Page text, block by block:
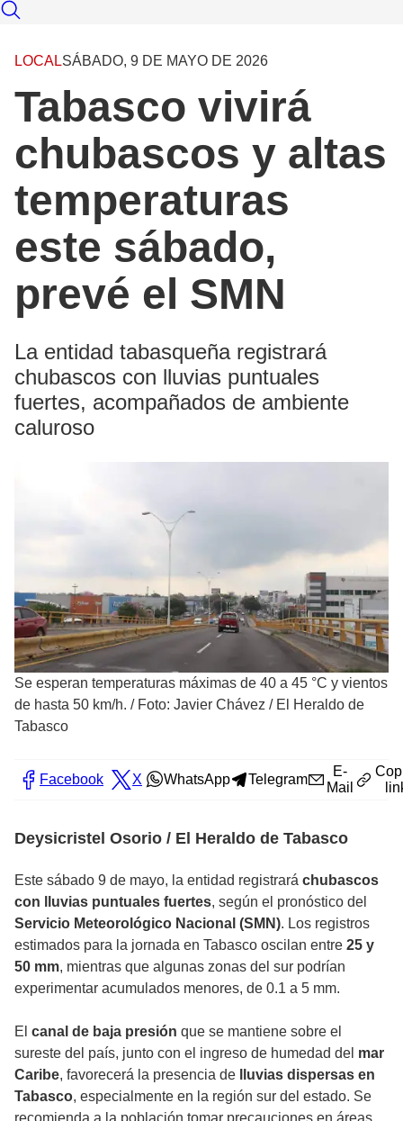
LOCALSÁBADO, 9 DE MAYO DE 2026
Tabasco vivirá
chubascos y altas
temperaturas
este sábado,
prevé el SMN
La entidad tabasqueña registrará
chubascos con lluvias puntuales
fuertes, acompañados de ambiente
caluroso
Se esperan temperaturas máximas de 40 a 45 °C y vientos
de hasta 50 km/h. / Foto: Javier Chávez / El Heraldo de
Tabasco
Facebook X WhatsApp Telegram
E-
Mail
Deysicristel Osorio / El Heraldo de Tabasco
Este sábado 9 de mayo, la entidad registrará chubascos
con lluvias puntuales fuertes, según el pronóstico del
Servicio Meteorológico Nacional (SMN). Los registros
estimados para la jornada en Tabasco oscilan entre 25 y
50 mm, mientras que algunas zonas del sur podrían
experimentar acumulados menores, de 0.1 a 5 mm.
El canal de baja presión que se mantiene sobre el
sureste del país, junto con el ingreso de humedad del mar
Caribe, favorecerá la presencia de
lluvias dispersas en
Tabasco, especialmente en la región sur del estado. Se